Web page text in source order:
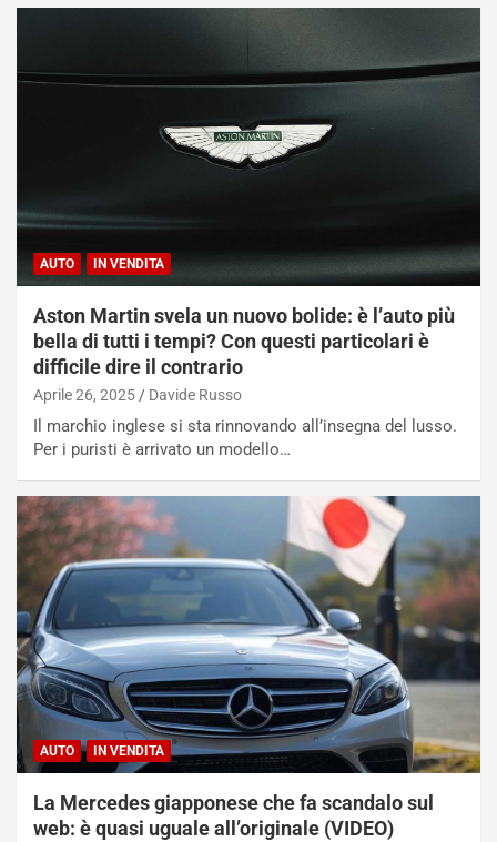
AUTO IN VENDITA
Aston Martin svela un nuovo bolide: è l’auto più
bella di tutti i tempi? Con questi particolari è
difficile dire il contrario
Aprile 26, 2025 Davide Russo
Il marchio inglese si sta rinnovando all’insegna del lusso.
Per i puristi è arrivato un modello…
AUTO IN VENDITA
La Mercedes giapponese che fa scandalo sul
web: è quasi uguale all’originale (VIDEO)